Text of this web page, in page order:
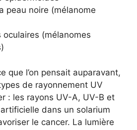
peau noire (mélanome
oculaires (mélanomes
que l’on pensait auparavant,
de rayonnement UV
: les rayons UV-A, UV-B et
dans un solarium
le cancer. La lumière